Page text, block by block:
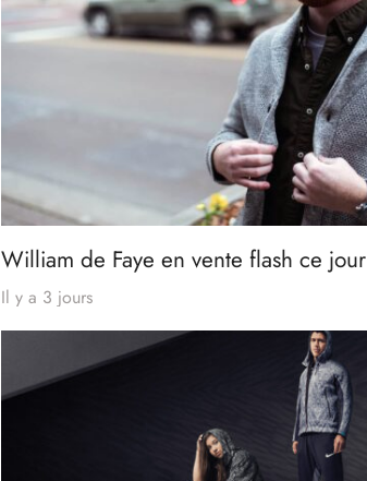
William de Faye en vente flash ce jour
Il y a 3 jours